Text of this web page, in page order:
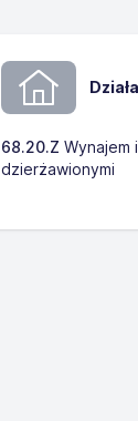
68.20.Z Wynajem
dzierżawionymi